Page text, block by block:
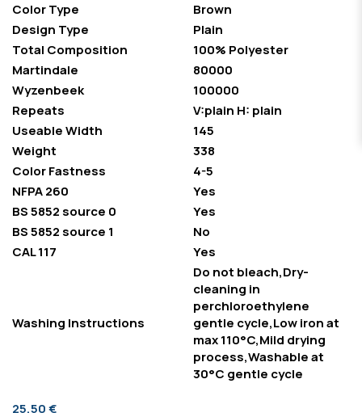
Color Type
Brown
Design Type
Plain
Total Composition
100% Polyester
Martindale
80000
Wyzenbeek
100000
Repeats
V:plain H: plain
Useable Width
145
Weight
338
Color Fastness
4-5
NFPA 260
Yes
BS 5852 source 0
Yes
BS 5852 source 1
No
CAL 117
Yes
Washing Instructions
Do not bleach,Dry-
cleaning in
perchloroethylene
gentle cycle,Low iron at
max 110°C,Mild drying
process,Washable at
30°C gentle cycle
25,50 €